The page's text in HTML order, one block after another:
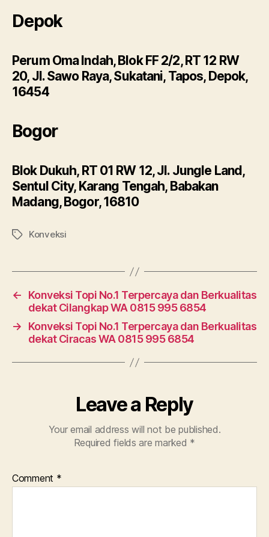
Depok
Perum Oma Indah, Blok FF 2/2, RT 12 RW
20, Jl. Sawo Raya, Sukatani, Tapos, Depok,
16454
Bogor
Blok Dukuh, RT 01 RW 12, Jl. Jungle Land,
Sentul City, Karang Tengah, Babakan
Madang, Bogor, 16810
TagsKonveksi
←
Konveksi Topi No.1 Terpercaya dan Berkualitas
dekat Cilangkap WA 0815 995 6854
→
Konveksi Topi No.1 Terpercaya dan Berkualitas
dekat Ciracas WA 0815 995 6854
Leave a Reply
Your email address will not be published.
Required fields are marked *
Comment *